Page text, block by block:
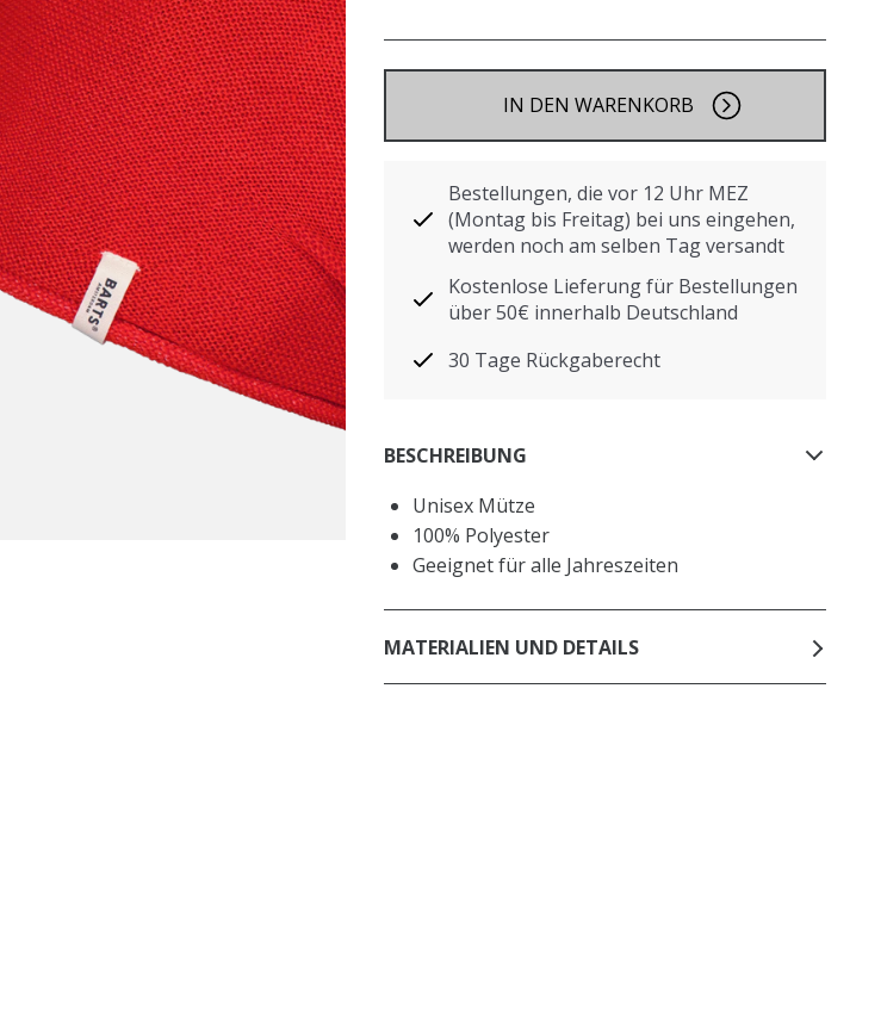
IN DEN WARENKORB
Bestellungen, die vor 12 Uhr MEZ
(Montag bis Freitag) bei uns eingehen,
werden noch am selben Tag versandt
Kostenlose Lieferung für Bestellungen
über 50€ innerhalb Deutschland
30 Tage Rückgaberecht
BESCHREIBUNG
Unisex Mütze
100% Polyester
Geeignet für alle Jahreszeiten
MATERIALIEN UND DETAILS